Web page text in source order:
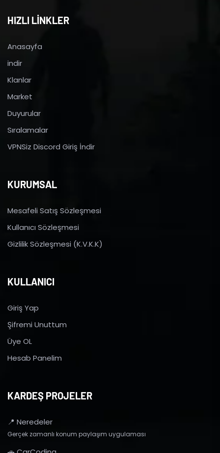
HIZLI LİNKLER
Anasayfa
indir
Klanlar
Market
Duyurular
Sıralamalar
VPNSiz Discord Giriş İndir
KURUMSAL
Mesafeli Satış Sözleşmesi
Kullanıcı Sözleşmesi
Gizlilik Sözleşmesi (K.V.K.K)
KULLANICI
Giriş Yap
Şifremi Unuttum
Üye OL
Hesab Panelim
KARDEŞ PROJELER
📍 Neredeler
Gerçek zamanlı konum paylaşım uygulaması